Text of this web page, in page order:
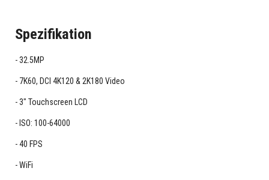
Spezifikation
32.5MP
7K60, DCI 4K120 & 2K180 Video
3" Touchscreen LCD
ISO: 100-64000
40 FPS
WiFi